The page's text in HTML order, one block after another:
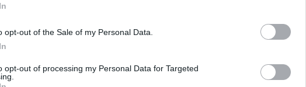
opt-out of the Sale of my Personal Data.
opt-out of processing my Personal Data for Targeted
Arambarri (Florentino Luis, Villar), Aleñá